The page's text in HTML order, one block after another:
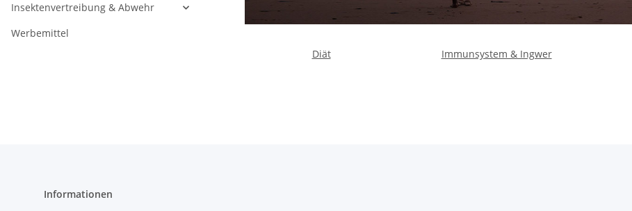
Diät Immunsystem & Ingwer
Insektenvertreibung & Abwehr
Werbemittel
Informationen